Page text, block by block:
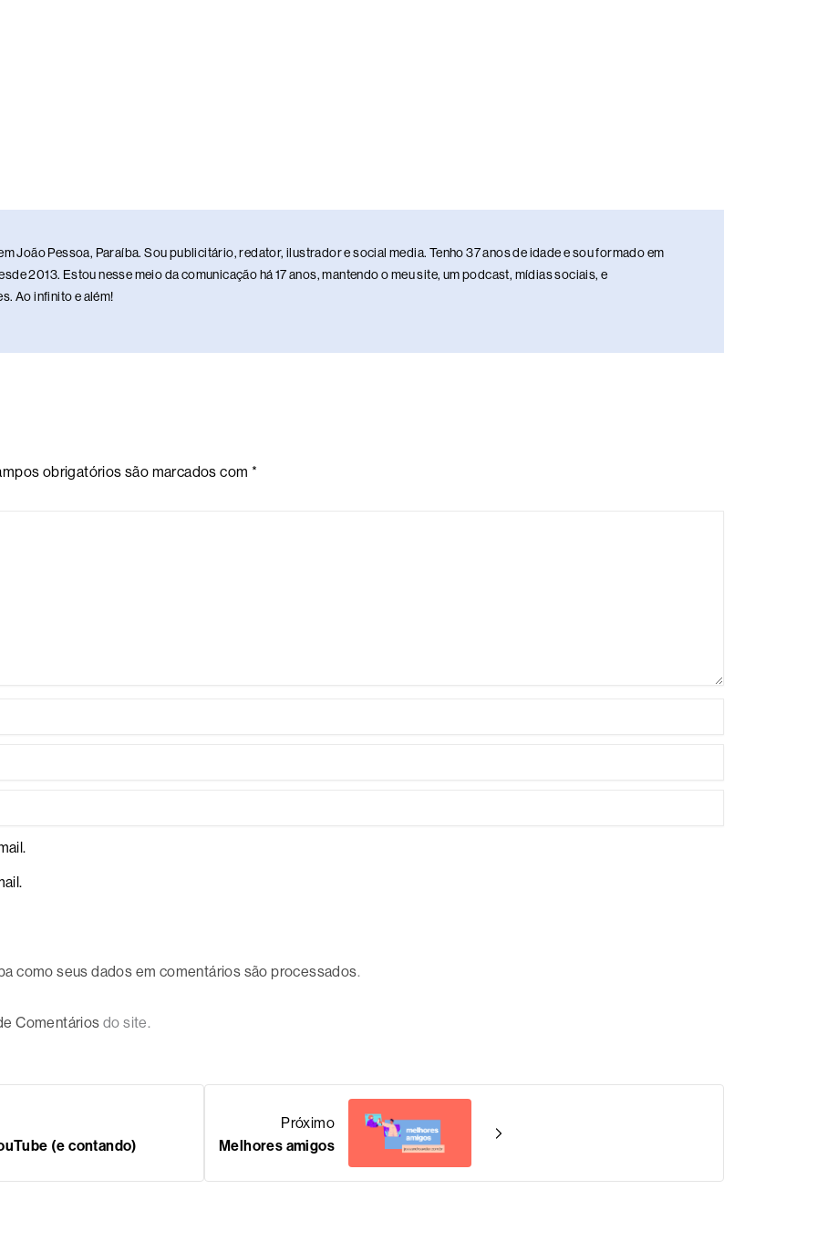
João Pessoa, Paraíba. Sou publicitário, redator, ilustrador e social media. Tenho 37 anos de idade e sou formado em
2013. Estou nesse meio da comunicação há 17 anos, mantendo o meu site, um podcast, mídias sociais, e
Ao infinito e além!
obrigatórios são marcados com *
como seus dados em comentários são processados.
Comentários do site.
(e contando)
Próximo
Melhores amigos